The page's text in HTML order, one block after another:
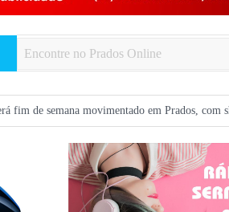
movimentado em Prados, com show gratuito